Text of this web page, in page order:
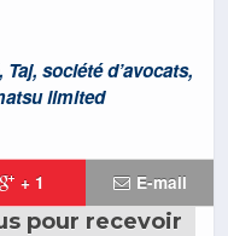
société d’avocats,
limited
+ 1 E-mail
pour recevoir